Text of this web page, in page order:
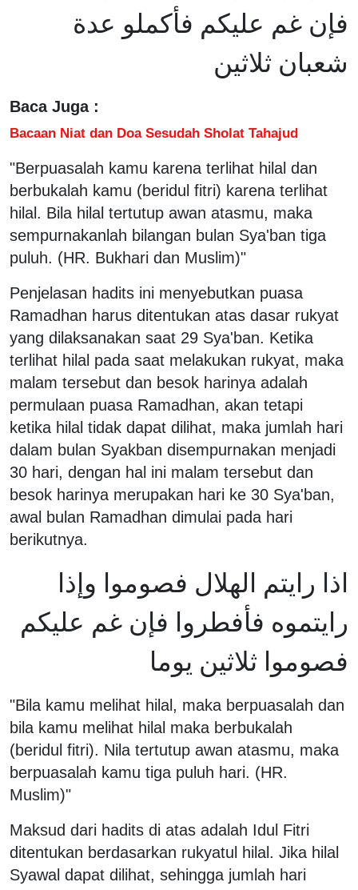
فإن غم عليكم فأكملو عدة
شعبان ثلاثين
Baca Juga :
Bacaan Niat dan Doa Sesudah Sholat Tahajud
"Berpuasalah kamu karena terlihat hilal dan
berbukalah kamu (beridul fitri) karena terlihat
hilal. Bila hilal tertutup awan atasmu, maka
sempurnakanlah bilangan bulan Sya'ban tiga
puluh. (HR. Bukhari dan Muslim)"
Penjelasan hadits ini menyebutkan puasa
Ramadhan harus ditentukan atas dasar rukyat
yang dilaksanakan saat 29 Sya'ban. Ketika
terlihat hilal pada saat melakukan rukyat, maka
malam tersebut dan besok harinya adalah
permulaan puasa Ramadhan, akan tetapi
ketika hilal tidak dapat dilihat, maka jumlah hari
dalam bulan Syakban disempurnakan menjadi
30 hari, dengan hal ini malam tersebut dan
besok harinya merupakan hari ke 30 Sya'ban,
awal bulan Ramadhan dimulai pada hari
berikutnya.
اذا رايتم الهلال فصوموا وإذا
رايتموه فأفطروا فإن غم عليكم
فصوموا ثلاثين يوما
"Bila kamu melihat hilal, maka berpuasalah dan
bila kamu melihat hilal maka berbukalah
(beridul fitri). Nila tertutup awan atasmu, maka
berpuasalah kamu tiga puluh hari. (HR.
Muslim)"
Maksud dari hadits di atas adalah Idul Fitri
ditentukan berdasarkan rukyatul hilal. Jika hilal
Syawal dapat dilihat, sehingga jumlah hari